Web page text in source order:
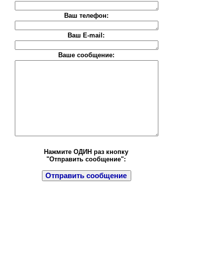
Ваш телефон:
Ваш E-mail:
Ваше сообщение:
Нажмите ОДИН раз кнопку
"Отправить сообщение":